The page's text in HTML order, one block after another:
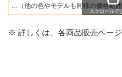
…（他の色やモデルも同様の価格範囲
スクロールで
※ 詳しくは、各商品販売ページ